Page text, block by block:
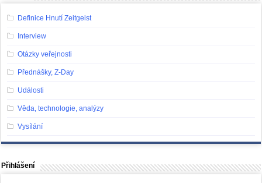
Definice Hnutí Zeitgeist
Interview
Otázky veřejnosti
Přednášky, Z-Day
Události
Věda, technologie, analýzy
Vysílání
Přihlášení